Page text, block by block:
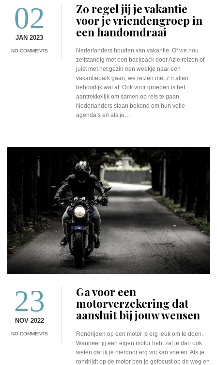
02
JAN 2023
NO COMMENTS
Zo regel jij je vakantie
voor je vriendengroep in
een handomdraai
Nederlanders houden van vakantie. Of we nou
zelfstandig met een backpack door Azië reizen of
juist met het gezin een weekje naar een
vakantiepark gaan, we reizen met z’n allen
behoorlijk wat af. Ook voor groepen is het
aantrekkelijk om samen op reis te gaan.
Nederlanders staan bekend om hun volle
agenda’s en als je…
23
NOV 2022
NO COMMENTS
Ga voor een
motorverzekering dat
aansluit bij jouw wensen
Rondrijden op een motor is erg leuk om te doen.
Wanneer jij een eigen motor hebt zal je dan ook
weten dat jij je hierdoor erg vrij kan voelen. Als je
rondrijdt op de motor ben je gefocust op de weg en